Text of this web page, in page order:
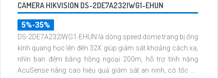
CAMERA HIKVISION DS-2DE7A232IWG1-EHUN
5%-35%
DS-2DE7A232IWG1-EHUN là dòng speed dome trang bị ống
kính quang học lên đến 32X giúp giám sát khoảng cách xa,
nhìn ban đêm bằng hồng ngoại 200m, hỗ trợ tính năng
AcuSense nâng cao hiệu quả giám sát an ninh, có tốc độ